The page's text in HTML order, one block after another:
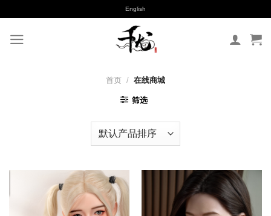
到
English
首页 / 在线商城
筛选